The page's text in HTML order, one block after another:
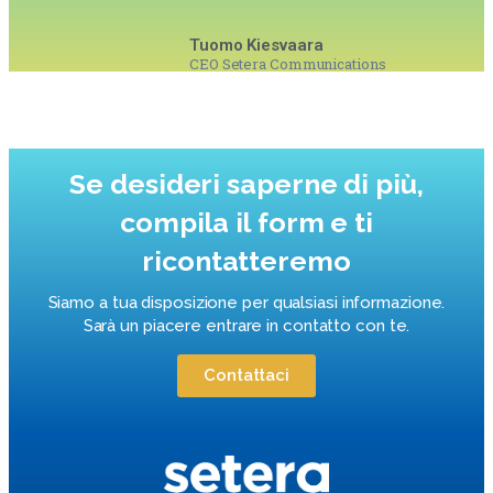
Tuomo Kiesvaara
CEO Setera Communications
Se desideri saperne di più,
compila il form e ti
ricontatteremo
Siamo a tua disposizione per qualsiasi informazione.
Sarà un piacere entrare in contatto con te.
Contattaci